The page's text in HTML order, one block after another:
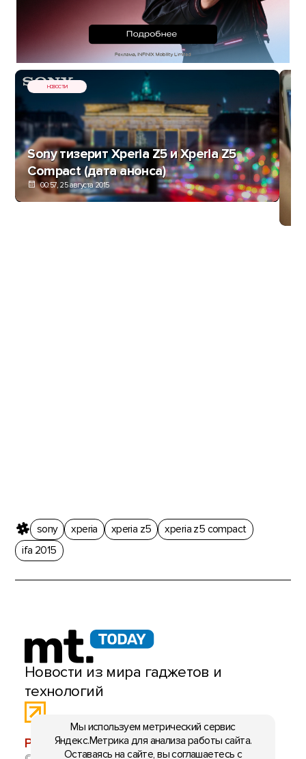
НОВОСТИ
Sony тизерит Xperia Z5 и Xperia Z5
Compact (дата анонса)
00:57, 25 августа 2015
sony xperia xperia z5
xperia z5 compact
ifa 2015
Новости из мира гаджетов и
технологий
РЕКЛАМА:mobiltelefon.ru@gmail.com
Мы используем метрический сервис
Яндекс.Метрика для анализа работы сайта.
Оставаясь на сайте, вы соглашаетесь с